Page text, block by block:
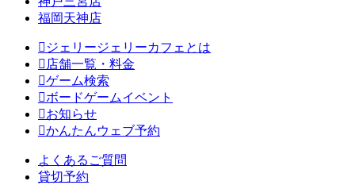
福岡天神店
ジェリージェリーカフェとは
店舗一覧・料金
ゲーム検索
ボードゲームイベント
お知らせ
かんたんウェブ予約
よくあるご質問
貸切予約